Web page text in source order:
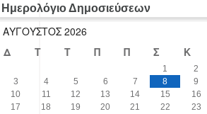
Ημερολόγιο Δημοσιεύσεων
ΑΎΓΟΥΣΤΟΣ 2026
Δ
Τ Τ Π Π Σ Κ
1
2
3
4 5 6 7 8
9
10
11 12 13 14 15
16
17
18 19 20 21 22
23